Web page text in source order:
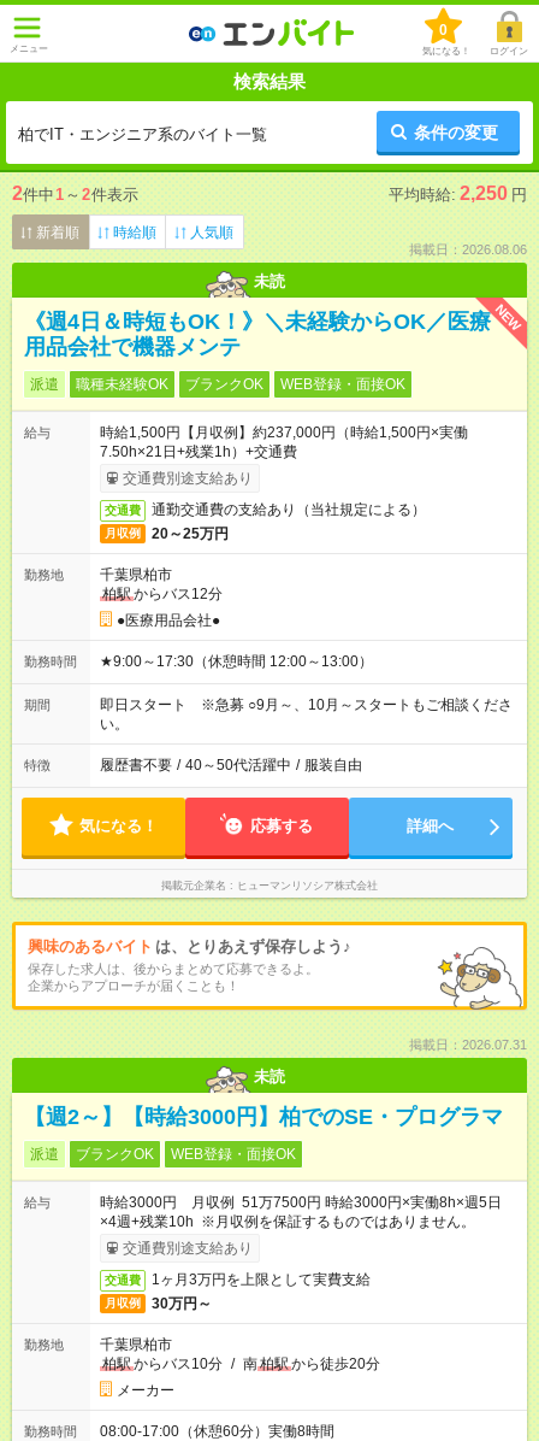
メニュー
0
気になる！ ログイン
検索結果
柏でIT・エンジニア系のバイト一覧 条件の変更
2件中1 ～ 2件表示 平均時給: 2,250 円
新着順 時給順 人気順
掲載日：2026.08.06
未読
NEW
《週4日＆時短もOK！》＼未経験からOK／医療
用品会社で機器メンテ
派遣 職種未経験OK ブランクOK WEB登録・面接OK
給与
時給1,500円【月収例】約237,000円（時給1,500円×実働
7.50h×21日+残業1h）+交通費
交通費別途支給あり
交通費 通勤交通費の支給あり（当社規定による）
月収例 20～25万円
勤務地
千葉県柏市
柏駅からバス12分
●医療用品会社●
勤務時間 ★9:00～17:30（休憩時間 12:00～13:00）
期間
即日スタート ※急募 ○9月～、10月～スタートもご相談くださ
い。
特徴 履歴書不要 / 40～50代活躍中 / 服装自由
気になる！ 応募する 詳細へ
掲載元企業名 ヒューマンリソシア株式会社
興味のあるバイト は、とりあえず保存しよう♪
保存した求人は、後からまとめて応募できるよ。
企業からアプローチが届くことも！
掲載日：2026.07.31
未読
【週2～】【時給3000円】柏でのSE・プログラマ
派遣 ブランクOK WEB登録・面接OK
給与
時給3000円 月収例 51万7500円 時給3000円×実働8h×週5日
×4週+残業10h ※月収例を保証するものではありません。
交通費別途支給あり
交通費 1ヶ月3万円を上限として実費支給
月収例 30万円～
勤務地
千葉県柏市
柏駅からバス10分 / 南柏駅から徒歩20分
メーカー
勤務時間 08:00-17:00（休憩60分）実働8時間